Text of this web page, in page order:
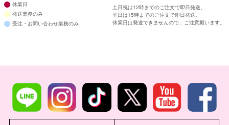
休業日
発送業務のみ
受注・お問い合わせ業務のみ
土日祝は12時までのご注文で即日発送。
平日は15時までのご注文で即日発送。
休業日は発送できませんので、ご注意願います。